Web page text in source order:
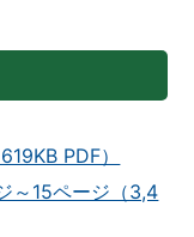
PDF）
～15ページ（3,4